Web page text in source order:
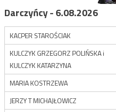
Darczyńcy - 6.08.2026
KACPER STAROŚCIAK
KULCZYK GRZEGORZ POLIŃSKA i
KULCZYK KATARZYNA
MARIA KOSTRZEWA
JERZY T MICHAJŁOWICZ